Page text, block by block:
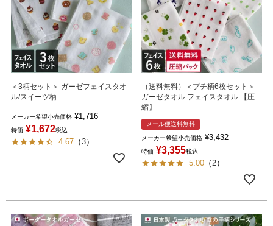
＜3柄セット＞ ガーゼフェイスタオ
ル/スイーツ柄
メーカー希望小売価格 ¥1,716
特価 ¥1,672税込
4.67 （3）
（送料無料）＜プチ柄6枚セット＞
ガーゼタオル フェイスタオル 【圧
縮】
メール便送料無料
メーカー希望小売価格 ¥3,432
特価 ¥3,355税込
5.00 （ 2）